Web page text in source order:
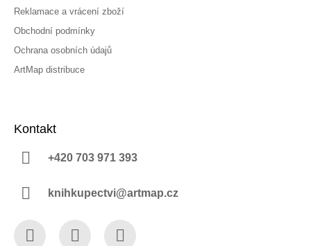
Reklamace a vrácení zboží
Obchodní podmínky
Ochrana osobních údajů
ArtMap distribuce
Kontakt
+420 703 971 393
knihkupectvi@artmap.cz